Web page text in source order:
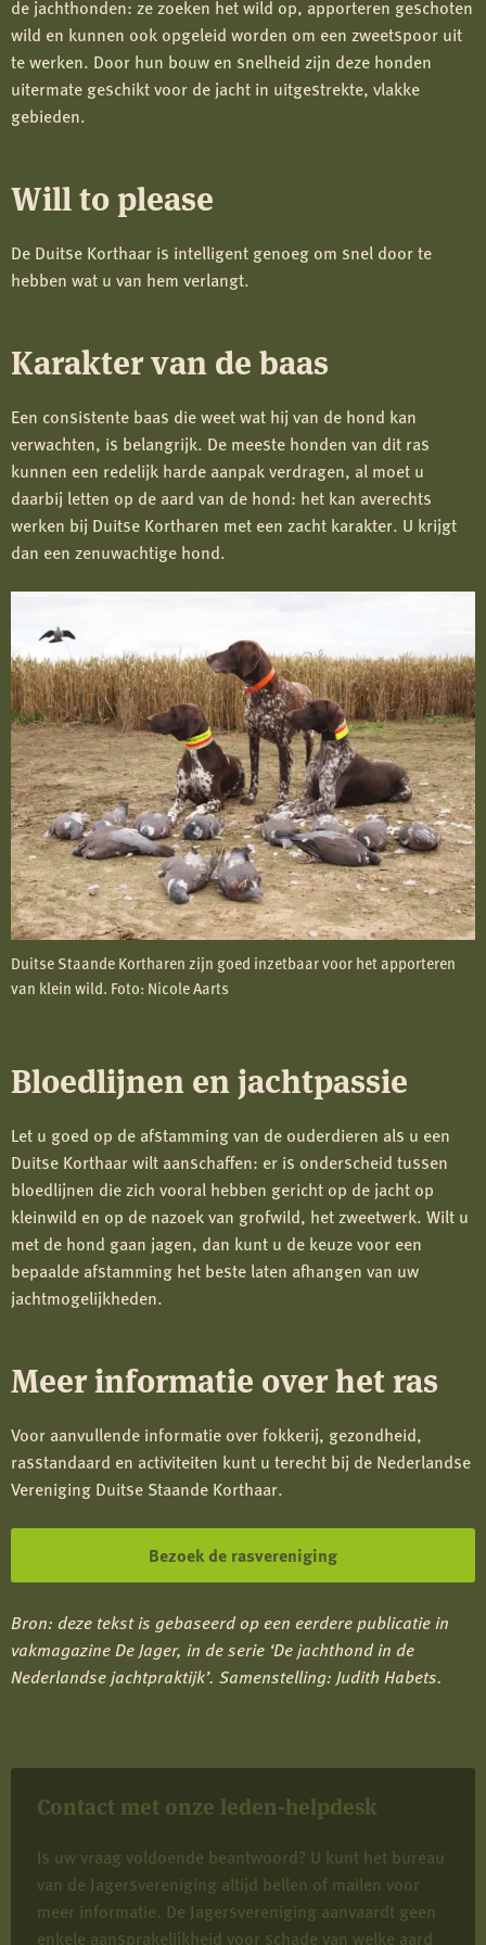
Contact met onze leden-helpdesk
Is uw vraag voldoende beantwoord? U kunt het bureau
van de Jagersvereniging altijd bellen of mailen voor
meer informatie. De Jagersvereniging aanvaardt geen
enkele aansprakelijkheid voor schade van welke aard
de jachthonden: ze zoeken het wild op, apporteren geschoten
wild en kunnen ook opgeleid worden om een zweetspoor uit
te werken. Door hun bouw en snelheid zijn deze honden
uitermate geschikt voor de jacht in uitgestrekte, vlakke
gebieden.
Will to please
De Duitse Korthaar is intelligent genoeg om snel door te
hebben wat u van hem verlangt.
Karakter van de baas
Een consistente baas die weet wat hij van de hond kan
verwachten, is belangrijk. De meeste honden van dit ras
kunnen een redelijk harde aanpak verdragen, al moet u
daarbij letten op de aard van de hond: het kan averechts
werken bij Duitse Kortharen met een zacht karakter. U krijgt
dan een zenuwachtige hond.
Duitse Staande Kortharen zijn goed inzetbaar voor het apporteren
van klein wild. Foto: Nicole Aarts
Bloedlijnen en jachtpassie
Let u goed op de afstamming van de ouderdieren als u een
Duitse Korthaar wilt aanschaffen: er is onderscheid tussen
bloedlijnen die zich vooral hebben gericht op de jacht op
kleinwild en op de nazoek van grofwild, het zweetwerk. Wilt u
met de hond gaan jagen, dan kunt u de keuze voor een
bepaalde afstamming het beste laten afhangen van uw
jachtmogelijkheden.
Meer informatie over het ras
Voor aanvullende informatie over fokkerij, gezondheid,
rasstandaard en activiteiten kunt u terecht bij de Nederlandse
Vereniging Duitse Staande Korthaar.
Bezoek de rasvereniging
Bron: deze tekst is gebaseerd op een eerdere publicatie in
vakmagazine De Jager, in de serie ‘De jachthond in de
Nederlandse jachtpraktijk’. Samenstelling: Judith Habets.